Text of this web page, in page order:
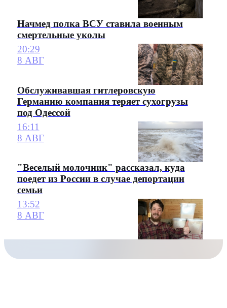
Начмед полка ВСУ ставила военным
смертельные уколы
20:29
8 АВГ
Обслуживавшая гитлеровскую
Германию компания теряет сухогрузы
под Одессой
16:11
8 АВГ
"Веселый молочник" рассказал, куда
поедет из России в случае депортации
семьи
13:52
8 АВГ